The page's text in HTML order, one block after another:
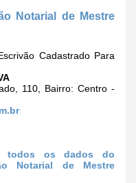
Notarial de Mestre
Cadastrado Para
110, Bairro: Centro -
todos os dados do
Notarial de Mestre